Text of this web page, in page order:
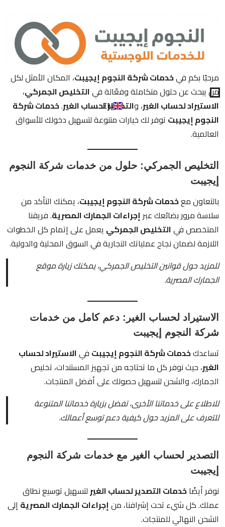
EN
مرحبًا بكم فيخدمات شركة النجوم إيجيبت، المكان الأمثل لكل
من يبحث عن حلول متكاملة وفعّالة فيالتخليص الجمركي،
الاستيراد لحساب الغير، والتصدير لحساب الغير.خدمات شركة
النجوم إيجيبت توفر لك خيارات متنوعة لتسهيل دخولك للأسواق
العالمية.
التخليص الجمركي: حلول من خدمات شركة النجوم
إيجيبت
بالتعاون معخدمات شركة النجوم إيجيبت، يمكنك التأكد من
سلاسة مرور بضائعك عبرإجراءات الجمارك المصرية. فريقنا
المتخصص فيالتخليص الجمركي يعمل على إتمام كل الخطوات
اللازمة لضمان نجاح عملياتك التجارية في السوق المحلية والدولية.
للمزيد حول قوانين التخليص الجمركي، يمكنك زيارةموقع
الجمارك المصرية.
الاستيراد لحساب الغير: دعم كامل من خدمات
شركة النجوم إيجيبت
تساعدكخدمات شركة النجوم إيجيبت فيالاستيراد لحساب
الغير، حيث نوفر كل ما تحتاجه من تجهيز المستندات، تخليص
الجمارك، والشحن لتسهيل حصولك على أفضل المنتجات.
للاطلاع على خدماتنا الأخرى، تفضل بزيارةخدماتنا المتنوعة
للتعرف على المزيد حول كيفية دعم توسع أعمالك.
التصدير لحساب الغير مع خدمات شركة النجوم
إيجيبت
نوفر أيضًاخدمات التصدير لحساب الغيرلتسهيل توسيع نطاق
عملك. كل شيء تحت إشرافنا، منإجراءات الجمارك المصرية إلى
الشحن النهائي للمنتجات.